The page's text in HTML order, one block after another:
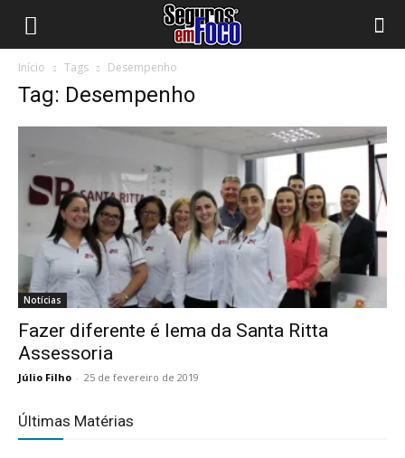
Início Tags Desempenho
Tag: Desempenho
Notícias
Fazer diferente é lema da Santa Ritta
Assessoria
Júlio Filho - 25 de fevereiro de 2019
Últimas Matérias